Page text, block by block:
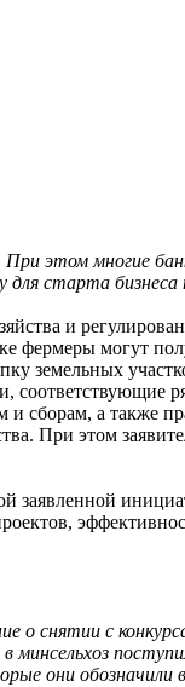
При этом многие
для старта
и
фермеры могут
земельных
соответствующие
и сборам, а также
При этом
заявленной
о снятии с
они обозначили в